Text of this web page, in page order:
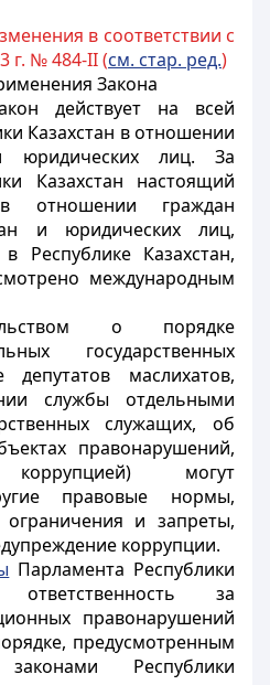
в соответствии с
г. № 484-II (см. стар. ред.)
Закона
действует на всей
Казахстан в отношении
юридических лиц. За
Казахстан настоящий
отношении граждан
и юридических лиц,
Республике Казахстан,
международным
о порядке
государственных
маслихатов,
службы отдельными
служащих, об
правонарушений,
могут
правовые нормы,
и запреты,
коррупции.
Парламента Республики
за
правонарушений
предусмотренным
Республики